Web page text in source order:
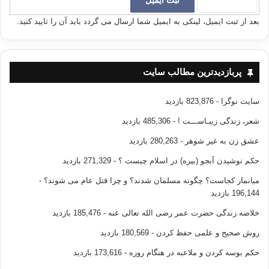
گاهی هم «مرض قلب» را به شهوت زنا تفسیر کرده اند، مانند این آیه که می
فرماید:
(فَيَطْمَعَ الَّذِي فِي قَلْبِهِ مَرَضٌ)احزاب/32
«تا کسی که در دل هایشان بیماری است. طمع نکند»
اولی: مرض شک و
دومی: مرض شهوت است.
صحت و سلامت به وسیله مشابه و همانند حفظ می شود، اما مرض و بیماری به
در واقع بیماری به وسیله اسبابی همانند اسباب خود تقویت شده و به وسیله ضد
بعد از ثبت ایمیل، لینکی به ایمیل شما ارسال می گردد باید آن را تایید کنید.
پربازدیدترین مطالب سایت
سایت نوگرا - 823,876 بازدید
شعر، زندگی زیبـاســـت ! - 485,306 بازدید
عشق زن به غیر شوهر - 280,263 بازدید
حکم نوشیدن آبجو (بیره) در اسلام چیست ؟ - 271,329 بازدید
میانمار کجاست؟ چگونه مسلمان شدند؟ و چرا قتل عام می شوند؟ -
196,144 بازدید
خلاصه زندگی حضرت عمر رضی الله تعالی عنه - 185,476 بازدید
روش صحیح و علمی حفظ کردن - 180,569 بازدید
حکم بوسه کردن و ملاعبه در هنگام روزه - 173,616 بازدید